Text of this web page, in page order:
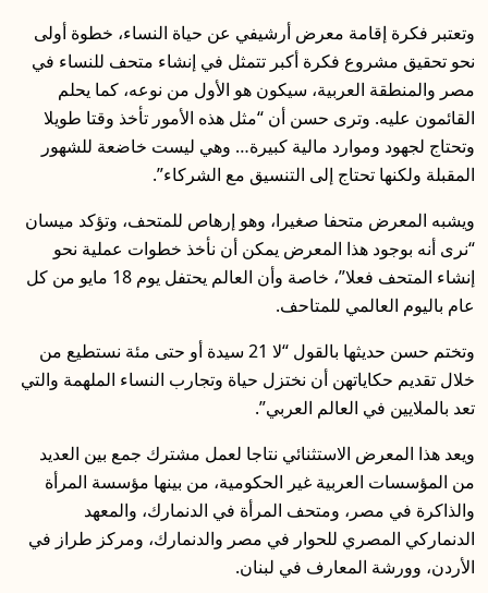
وتعتبر فكرة إقامة معرض أرشيفي عن حياة النساء، خطوة أولى
نحو تحقيق مشروع فكرة أكبر تتمثل في إنشاء متحف للنساء في
مصر والمنطقة العربية، سيكون هو الأول من نوعه، كما يحلم
القائمون عليه. وترى حسن أن “مثل هذه الأمور تأخذ وقتا طويلا
وتحتاج لجهود وموارد مالية كبيرة… وهي ليست خاضعة للشهور
المقبلة ولكنها تحتاج إلى التنسيق مع الشركاء”.
ويشبه المعرض متحفا صغيرا، وهو إرهاص للمتحف، وتؤكد ميسان
“نرى أنه بوجود هذا المعرض يمكن أن نأخذ خطوات عملية نحو
إنشاء المتحف فعلا”، خاصة وأن العالم يحتفل يوم 18 مايو من كل
عام باليوم العالمي للمتاحف.
وتختم حسن حديثها بالقول “لا 21 سيدة أو حتى مئة نستطيع من
خلال تقديم حكاياتهن أن نختزل حياة وتجارب النساء الملهمة والتي
تعد بالملايين في العالم العربي”.
ويعد هذا المعرض الاستثنائي نتاجا لعمل مشترك جمع بين العديد
من المؤسسات العربية غير الحكومية، من بينها مؤسسة المرأة
والذاكرة في مصر، ومتحف المرأة في الدنمارك، والمعهد
الدنماركي المصري للحوار في مصر والدنمارك، ومركز طراز في
الأردن، وورشة المعارف في لبنان.